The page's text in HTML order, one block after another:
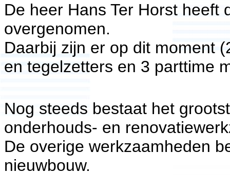
De heer Hans Ter Horst heeft
overgenomen.
Daarbij zijn er op dit moment
en tegelzetters en 3 parttime
Nog steeds bestaat het
onderhouds- en
De overige werkzaamheden
nieuwbouw.